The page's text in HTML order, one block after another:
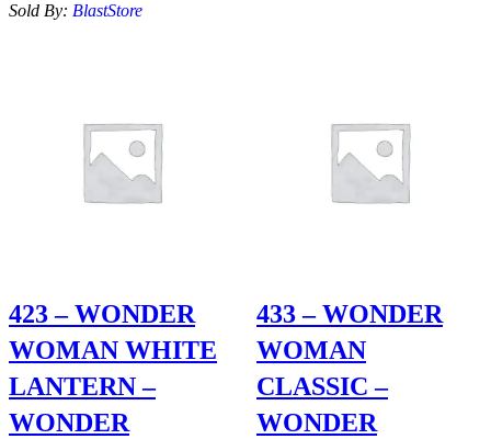
Sold By: BlastStore
423 – WONDER
WOMAN WHITE
LANTERN –
WONDER
433 – WONDER
WOMAN
CLASSIC –
WONDER